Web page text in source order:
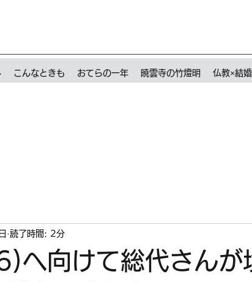
こんなときも おてらの一年 暁雲寺の竹燈明 仏教×結
へ向けて総代さんが
読了時間: 2分